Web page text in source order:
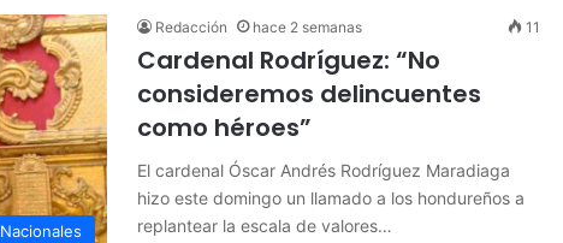
Nacionales
Redacción hace 2 semanas 11
Cardenal Rodríguez: “No
consideremos delincuentes
como héroes”
El cardenal Óscar Andrés Rodríguez Maradiaga
hizo este domingo un llamado a los hondureños a
replantear la escala de valores…